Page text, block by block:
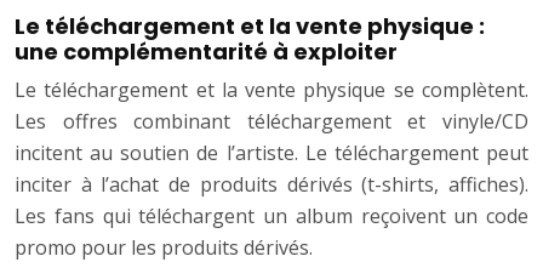
Le téléchargement et la vente physique :
une complémentarité à exploiter
Le téléchargement et la vente physique se complètent.
Les offres combinant téléchargement et vinyle/CD
incitent au soutien de l’artiste. Le téléchargement peut
inciter à l’achat de produits dérivés (t-shirts, affiches).
Les fans qui téléchargent un album reçoivent un code
promo pour les produits dérivés.